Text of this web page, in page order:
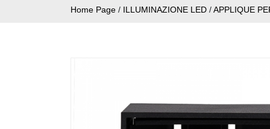
Home Page / ILLUMINAZIONE LED /APPLIQUE